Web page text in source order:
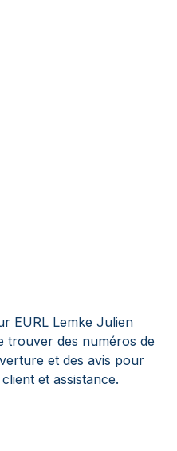
EURL Lemke Julien
trouver des numéros de
et des avis pour
et assistance.